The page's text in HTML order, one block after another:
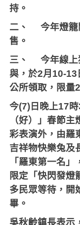
持。
二、
今年燈
售。
三、
今年線
與，於2月 10-13
公所領取，限量
今(7) 日晚上17時
（好）」春節
彩表演外，由羅
吉祥物快樂兔及
「羅東第一名
限定「快閃發燈
多民眾等待，開
畢。
吳秋齡鎮長表示